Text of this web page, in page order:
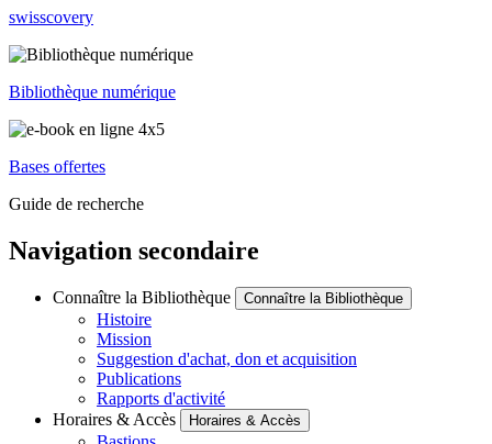
swisscovery
Bibliothèque numérique
Bases offertes
Guide de recherche
Navigation secondaire
Connaître la Bibliothèque Connaître la Bibliothèque
Histoire
Mission
Suggestion d'achat, don et acquisition
Publications
Rapports d'activité
Horaires & Accès
Horaires & Accès